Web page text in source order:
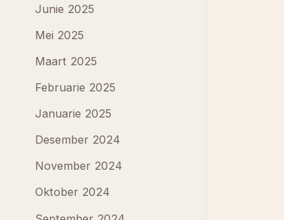
Junie 2025
Mei 2025
Maart 2025
Februarie 2025
Januarie 2025
Desember 2024
November 2024
Oktober 2024